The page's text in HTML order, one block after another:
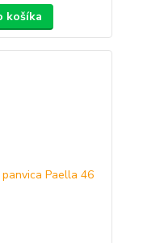
košíka